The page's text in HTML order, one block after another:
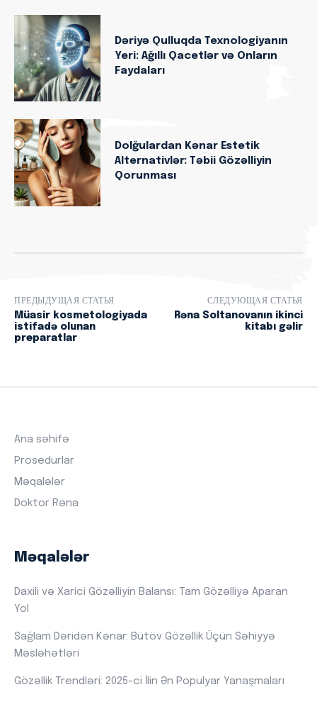
Dəriyə Qulluqda Texnologiyanın
Yeri: Ağıllı Qacetlər və Onların
Faydaları
Dolğulardan Kənar Estetik
Alternativlər: Təbii Gözəlliyin
Qorunması
ПРЕДЫДУЩАЯ СТАТЬЯ
Müasir kosmetologiyada
istifadə olunan
preparatlar
СЛЕДУЮЩАЯ СТАТЬЯ
Rəna Soltanovanın ikinci
kitabı gəlir
Ana səhifə
Prosedurlar
Məqalələr
Doktor Rəna
Məqalələr
Daxili və Xarici Gözəlliyin Balansı: Tam Gözəlliyə Aparan
Yol
Sağlam Dəridən Kənar: Bütöv Gözəllik Üçün Səhiyyə
Məsləhətləri
Gözəllik Trendləri: 2025-ci İlin Ən Populyar Yanaşmaları